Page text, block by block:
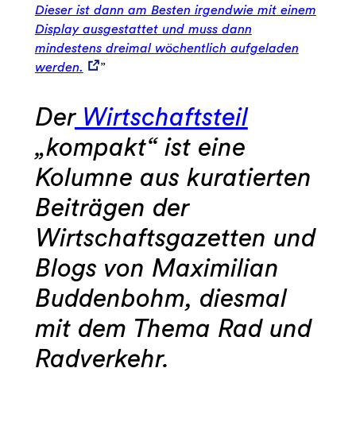
Dieser ist dann am Besten irgendwie mit einem
Display ausgestattet und muss dann
mindestens dreimal wöchentlich aufgeladen
werden.
”
DerWirtschaftsteil
„kompakt“ ist eine
Kolumne aus kuratierten
Beiträgen der
Wirtschaftsgazetten und
Blogs von Maximilian
Buddenbohm, diesmal
mit dem Thema Rad und
Radverkehr.